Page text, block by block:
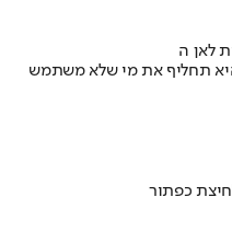
תחליף את מי שלא משתמש
כפתור